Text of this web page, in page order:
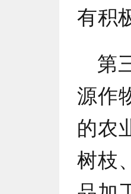
有积
第
源作
的农
树枝